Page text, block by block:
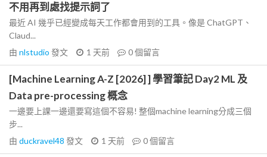
不用再到處找提示詞了
最近 AI 幾乎已經變成每天工作都會用到的工具。像是 ChatGPT、
Claud...
由 nlstudio 發文 1 天前 0個留言
[Machine Learning A-Z [2026] ] 學習筆記 Day2 ML 及
Data pre-processing 概念
一邊要上課一邊還要寫這個不容易! 整個machine learning分成三個
步...
由 duckravel48 發文 1 天前 0個留言